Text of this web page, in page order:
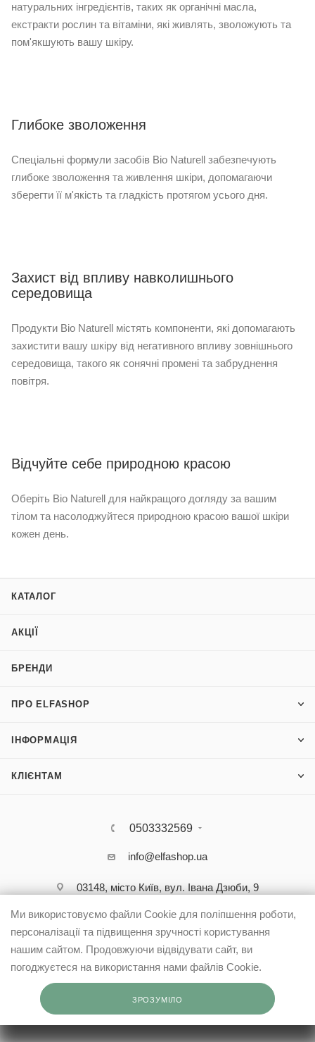
натуральних інгредієнтів, таких як органічні масла,
екстракти рослин та вітаміни, які живлять, зволожують та
пом'якшують вашу шкіру.
Глибоке зволоження
Спеціальні формули засобів Bio Naturell забезпечують
глибоке зволоження та живлення шкіри, допомагаючи
зберегти її м'якість та гладкість протягом усього дня.
Захист від впливу навколишнього
середовища
Продукти Bio Naturell містять компоненти, які допомагають
захистити вашу шкіру від негативного впливу зовнішнього
середовища, такого як сонячні промені та забруднення
повітря.
Відчуйте себе природною красою
Оберіть Bio Naturell для найкращого догляду за вашим
тілом та насолоджуйтеся природною красою вашої шкіри
кожен день.
КАТАЛОГ
АКЦІЇ
БРЕНДИ
ПРО ELFASHOP
ІНФОРМАЦІЯ
КЛІЄНТАМ
0503332569
info@elfashop.ua
03148, місто Київ, вул. Івана Дзюби, 9
Ми використовуємо файли Cookie для поліпшення роботи,
персоналізації та підвищення зручності користування
нашим сайтом. Продовжуючи відвідувати сайт, ви
погоджуєтеся на використання нами файлів Cookie.
ЗРОЗУМІЛО